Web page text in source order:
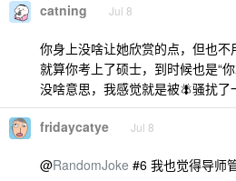
catning Jul 8
你身上没啥让她欣赏的点，但也不
就算你考上了硕士，到时候也是“
没啥意思，我感觉就是被🪰骚扰了
fridaycatye Jul 8
@RandomJoke #6 我也觉得导师